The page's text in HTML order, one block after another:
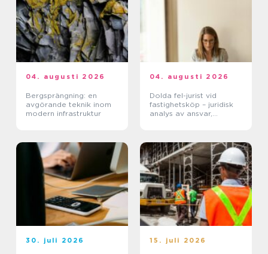
04. augusti 2026
Bergsprängning: en
avgörande teknik inom
modern infrastruktur
04. augusti 2026
Dolda fel-jurist vid
fastighetsköp – juridisk
analys av ansvar,
30. juli 2026 15. juli 2026